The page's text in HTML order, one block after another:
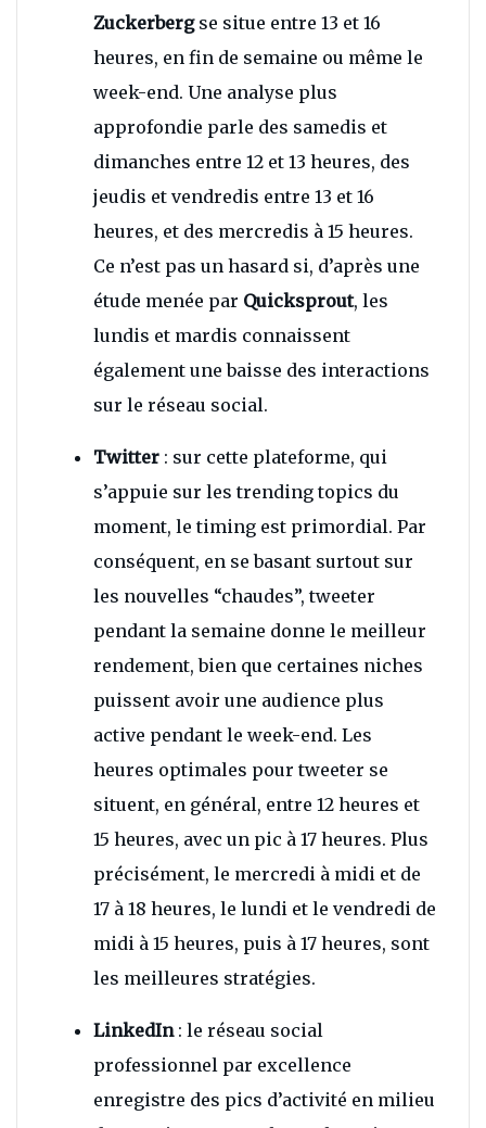
Zuckerberg se situe entre 13 et 16
heures, en fin de semaine ou même le
week-end. Une analyse plus
approfondie parle des samedis et
dimanches entre 12 et 13 heures, des
jeudis et vendredis entre 13 et 16
heures, et des mercredis à 15 heures.
Ce n’est pas un hasard si, d’après une
étude menée par Quicksprout, les
lundis et mardis connaissent
également une baisse des interactions
sur le réseau social.
Twitter : sur cette plateforme, qui
s’appuie sur les trending topics du
moment, le timing est primordial. Par
conséquent, en se basant surtout sur
les nouvelles “chaudes”, tweeter
pendant la semaine donne le meilleur
rendement, bien que certaines niches
puissent avoir une audience plus
active pendant le week-end. Les
heures optimales pour tweeter se
situent, en général, entre 12 heures et
15 heures, avec un pic à 17 heures. Plus
précisément, le mercredi à midi et de
17 à 18 heures, le lundi et le vendredi de
midi à 15 heures, puis à 17 heures, sont
les meilleures stratégies.
LinkedIn : le réseau social
professionnel par excellence
enregistre des pics d’activité en milieu